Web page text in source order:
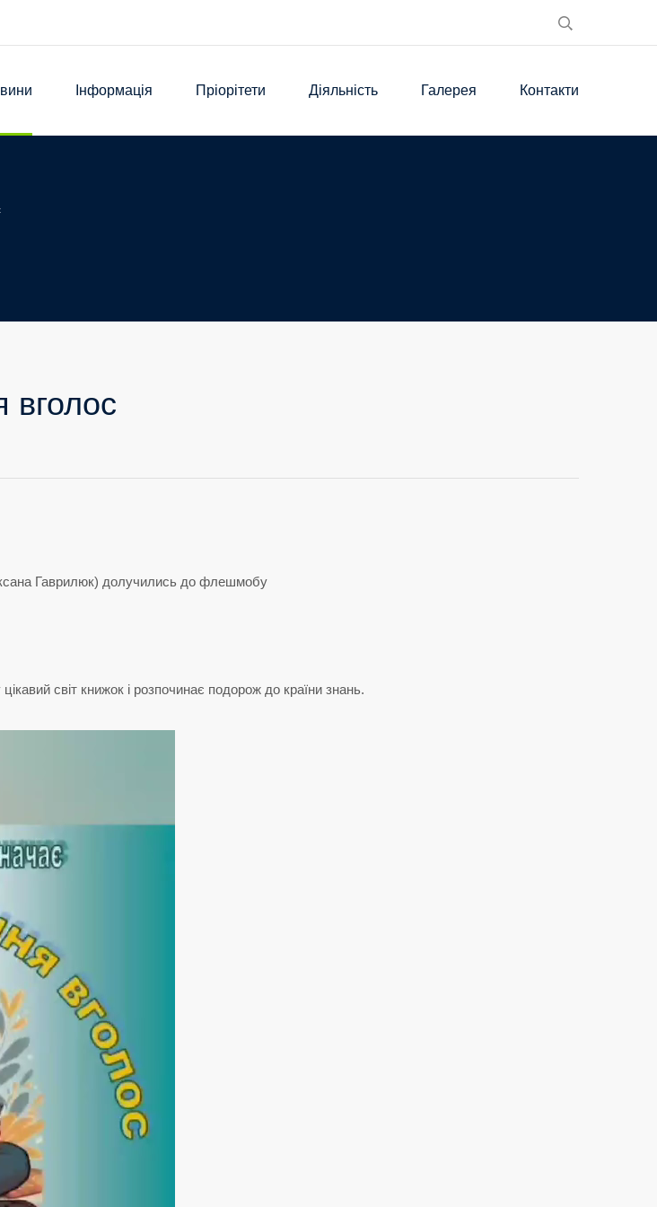
Інформація Пріорітети Діяльність Галерея Контакти
вголос
Гаврилюк) долучились до флешмобу
світ книжок і розпочинає подорож до країни знань.